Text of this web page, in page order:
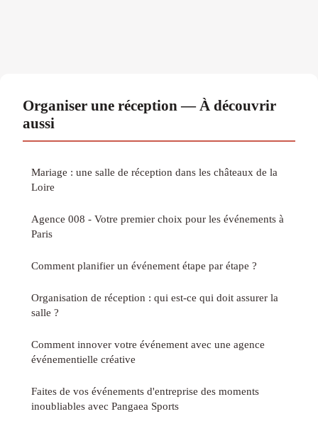
Organiser une réception — À découvrir
aussi
Mariage : une salle de réception dans les châteaux de la
Loire
Agence 008 - Votre premier choix pour les événements à
Paris
Comment planifier un événement étape par étape ?
Organisation de réception : qui est-ce qui doit assurer la
salle ?
Comment innover votre événement avec une agence
événementielle créative
Faites de vos événements d'entreprise des moments
inoubliables avec Pangaea Sports